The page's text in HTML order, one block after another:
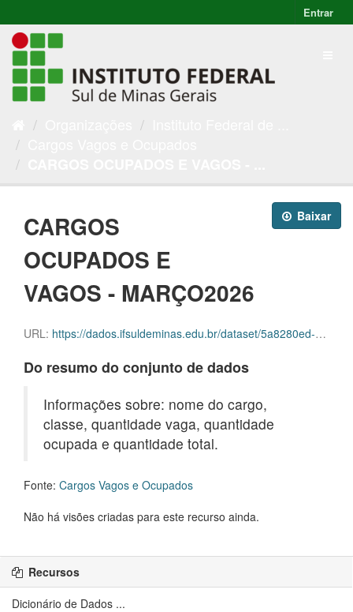
Entrar
Baixar
CARGOS
OCUPADOS E
VAGOS - MARÇO2026
URL: https://dados.ifsuldeminas.edu.br/dataset/5a8280ed-031b-45f2-9623-37aa7026fd68/resource/80c91b7f-2d3d-4584-8690-9cac1370a8f9/download/progep-cargos-e-vagas-marco2026.ods
Do resumo do conjunto de dados
Informações sobre: nome do cargo,
classe, quantidade vaga, quantidade
ocupada e quantidade total.
Fonte: Cargos Vagos e Ocupados
Não há visões criadas para este recurso ainda.
Recursos
Dicionário de Dados ...